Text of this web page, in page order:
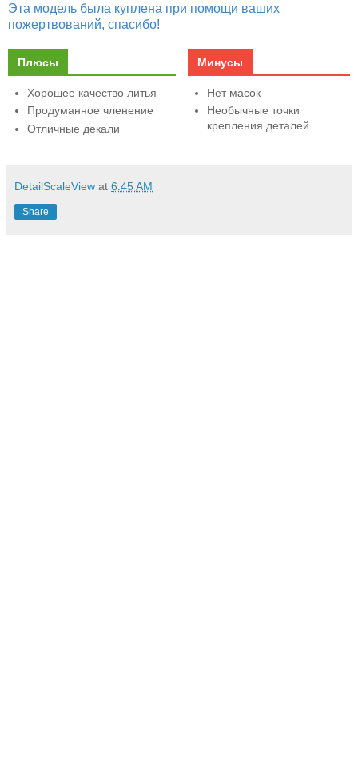
Эта модель была куплена при помощи ваших
пожертвований, спасибо!
Плюсы
Хорошее качество литья
Продуманное членение
Отличные декали
Минусы
Нет масок
Необычные точки
крепления деталей
DetailScaleView at 6:45 AM
Share